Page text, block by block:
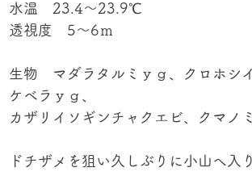
水温　23.4～23.9℃
透視度　5～6ｍ
生物　マダラタルミｙｇ、クロホシ
ケベラｙｇ、
カザリイソギンチャクエビ、クマノ
ドチザメを狙い久しぶりに小山へ入